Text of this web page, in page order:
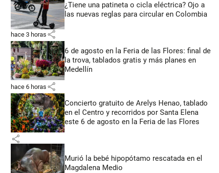
¿Tiene una patineta o cicla eléctrica? Ojo a
las nuevas reglas para circular en Colombia
hace 3 horas share
6 de agosto en la Feria de las Flores: final de
la trova, tablados gratis y más planes en
Medellín
hace 6 horas share
Concierto gratuito de Arelys Henao, tablado
en el Centro y recorridos por Santa Elena
este 6 de agosto en la Feria de las Flores
share
Murió la bebé hipopótamo rescatada en el
Magdalena Medio